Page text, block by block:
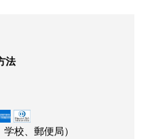
法
校、郵便局）